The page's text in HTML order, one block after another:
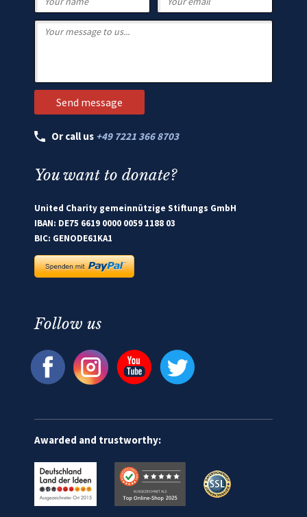
Or call us +49 7221 366 8703
You want to donate?
United Charity gemeinnützige Stiftungs GmbH
IBAN: DE75 6619 0000 0059 1188 03
BIC: GENODE61KA1
Follow us
Awarded and trustworthy: